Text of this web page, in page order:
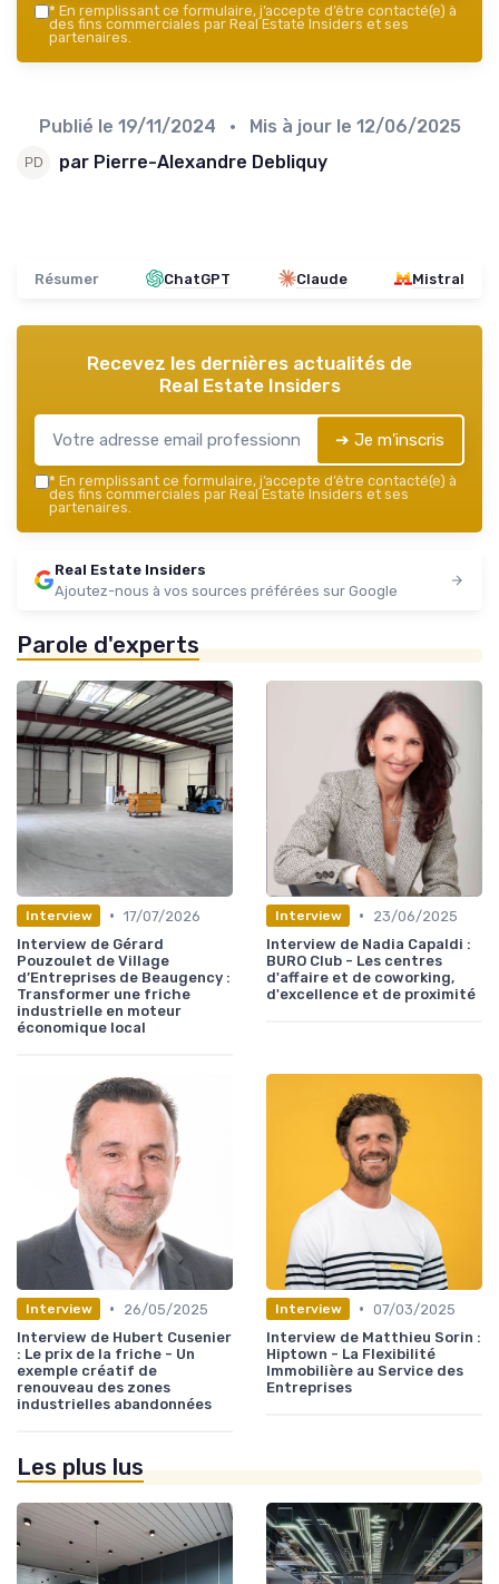
* En remplissant ce formulaire, j’accepte d’être contacté(e) à
des fins commerciales par Real Estate Insiders et ses
partenaires.
Publié le 19/11/2024 • Mis à jour le 12/06/2025
par Pierre-Alexandre Debliquy
Résumer ChatGPT Claude Mistral
Recevez les dernières actualités de
Real Estate Insiders
➔ Je m'inscris
* En remplissant ce formulaire, j’accepte d’être contacté(e) à
des fins commerciales par Real Estate Insiders et ses
partenaires.
Real Estate Insiders
Ajoutez-nous à vos sources préférées sur Google
Parole d'experts
Interview • 17/07/2026
Interview de Gérard
Pouzoulet de Village
d’Entreprises de Beaugency :
Transformer une friche
industrielle en moteur
économique local
Interview •
23/06/2025
Interview de Nadia Capaldi :
BURO Club - Les centres
d'affaire et de coworking,
d'excellence et de proximité
Interview •
26/05/2025
Interview de Hubert Cusenier
: Le prix de la friche - Un
exemple créatif de
renouveau des zones
industrielles abandonnées
Interview • 07/03/2025
Interview de Matthieu Sorin :
Hiptown - La Flexibilité
Immobilière au Service des
Entreprises
Les plus lus